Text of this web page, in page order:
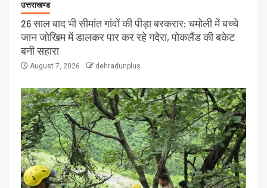
उत्तराखण्ड
26 साल बाद भी सीमांत गांवों की पीड़ा बरकरार: चमोली में बच्चे
जान जोखिम में डालकर पार कर रहे गदेरा, पोकलैंड की बकेट
बनी सहारा
August 7, 2026 dehradunplus